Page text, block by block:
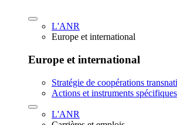
L'ANR
Europe et international
Europe et international
Stratégie de coopérations
Actions et instruments spécifiques
L'ANR